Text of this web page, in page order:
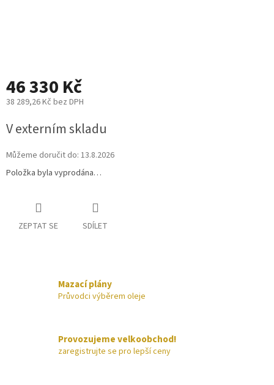
46 330 Kč
38 289,26 Kč bez DPH
cena:
V externím skladu
Můžeme doručit do: 13.8.2026
Položka byla vyprodána…
ZEPTAT SE SDÍLET
Mazací plány
Průvodci výběrem oleje
Provozujeme velkoobchod!
zaregistrujte se pro lepší ceny